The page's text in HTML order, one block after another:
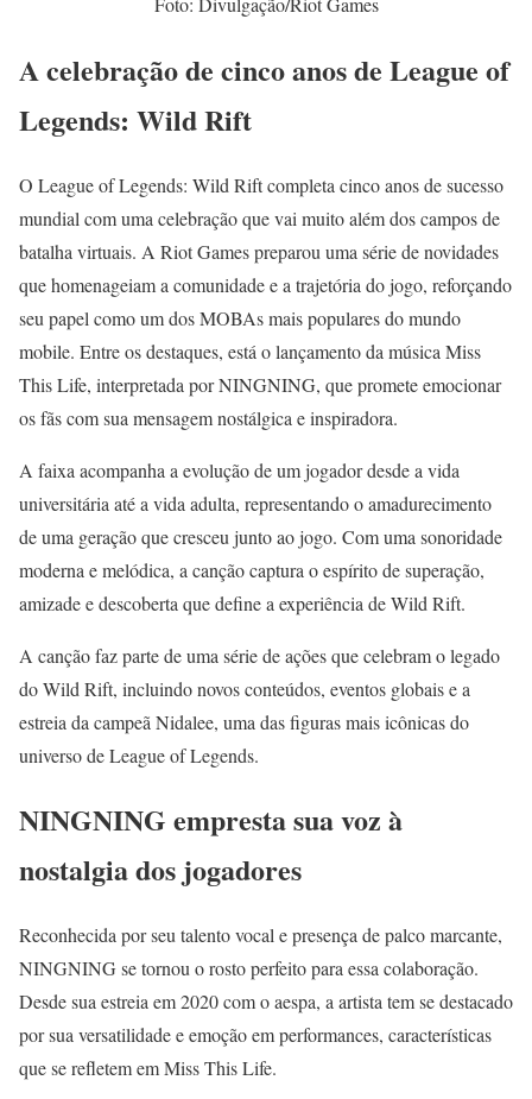
A celebração de cinco anos de League of
Legends: Wild Rift
O League of Legends: Wild Rift completa cinco anos de sucesso
mundial com uma celebração que vai muito além dos campos de
batalha virtuais. A Riot Games preparou uma série de novidades
que homenageiam a comunidade e a trajetória do jogo, reforçando
seu papel como um dos MOBAs mais populares do mundo
mobile. Entre os destaques, está o lançamento da música Miss
This Life, interpretada por NINGNING, que promete emocionar
os fãs com sua mensagem nostálgica e inspiradora.
A faixa acompanha a evolução de um jogador desde a vida
universitária até a vida adulta, representando o amadurecimento
de uma geração que cresceu junto ao jogo. Com uma sonoridade
moderna e melódica, a canção captura o espírito de superação,
amizade e descoberta que define a experiência de Wild Rift.
A canção faz parte de uma série de ações que celebram o legado
do Wild Rift, incluindo novos conteúdos, eventos globais e a
estreia da campeã Nidalee, uma das figuras mais icônicas do
universo de League of Legends.
NINGNING empresta sua voz à
nostalgia dos jogadores
Reconhecida por seu talento vocal e presença de palco marcante,
NINGNING se tornou o rosto perfeito para essa colaboração.
Desde sua estreia em 2020 com o aespa, a artista tem se destacado
por sua versatilidade e emoção em performances, características
que se refletem em Miss This Life.